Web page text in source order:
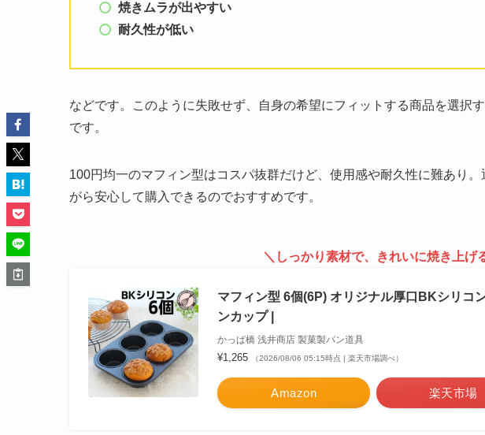
焼きムラが出やすい
耐久性が低い
などです。このように失敗せず、自身の希望にフィットする商品を選択
です。
100円均一のマフィン型はコスパ抜群だけど、使用感や耐久性に難あり
がら安心して購入できるのでおすすめです。
＼しっかり素材で、きれいに焼き上げ
マフィン型 6個(6P) オリジナル厚口BKシリコ
ンカップ |
かっぱ橋 浅井商店 製菓製パン道具
¥1,265 （2026/08/06 05:15時点 | 楽天市場調べ）
Amazon 楽天市場